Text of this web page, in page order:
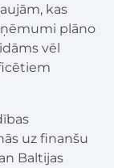
kas
plāno
vēl
uz finanšu
Baltijas